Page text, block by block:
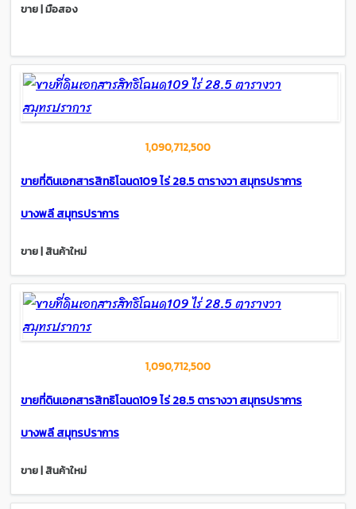
ขาย | มือสอง
1,090,712,500
ขายที่ดินเอกสารสิทธิโฉนด109 ไร่ 28.5 ตารางวา สมุทรปราการ
บางพลี สมุทรปราการ
ขาย | สินค้าใหม่
1,090,712,500
ขายที่ดินเอกสารสิทธิโฉนด109 ไร่ 28.5 ตารางวา สมุทรปราการ
บางพลี สมุทรปราการ
ขาย | สินค้าใหม่